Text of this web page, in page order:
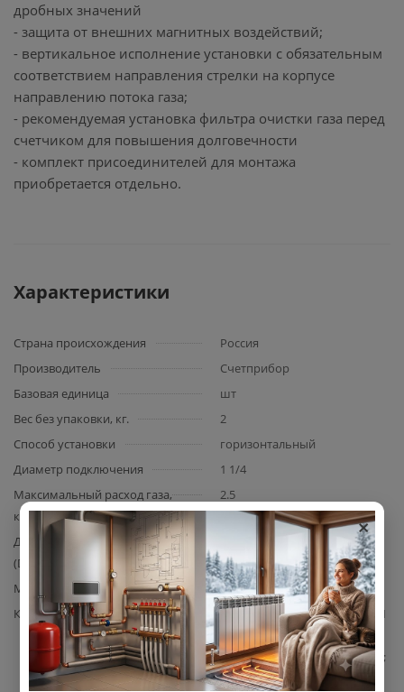
дробных значений
- защита от внешних магнитных воздействий;
- вертикальное исполнение установки с обязательным
соответствием направления стрелки на корпусе
направлению потока газа;
- рекомендуемая установка фильтра очистки газа перед
счетчиком для повышения долговечности
- комплект присоединителей для монтажа
приобретается отдельно.
Характеристики
Страна происхождения
Россия
Производитель
Счетприбор
Базовая единица
шт
Вес без упаковки, кг.
2
Способ установки
горизонтальный
Диаметр подключения
1 1/4
Максимальный расход газа,
куб.м/ч
2.5
Диаметр условного прохода
(DN)
Материал корпуса
сталь
Комплектация
счетчик газа Счетприбор — 1
шт.; паспорт изделия с
технической документацией;
защитные пластиковые
×